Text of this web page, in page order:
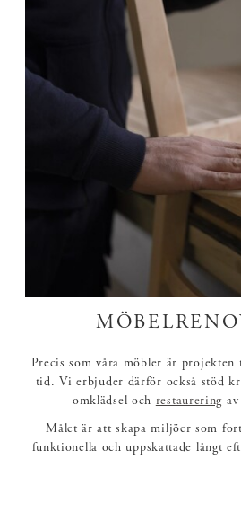
Precis som våra möbler är projekten
tid. Vi erbjuder därför också stöd
omklädsel och restaurering
Målet är att skapa miljöer som
funktionella och uppskattade långt